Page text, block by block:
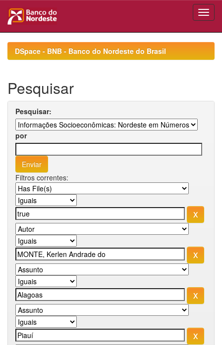
navigationDSpace - BNB - Banco do Nordeste do Brasil
Pesquisar
Pesquisar:
por
Filtros correntes: